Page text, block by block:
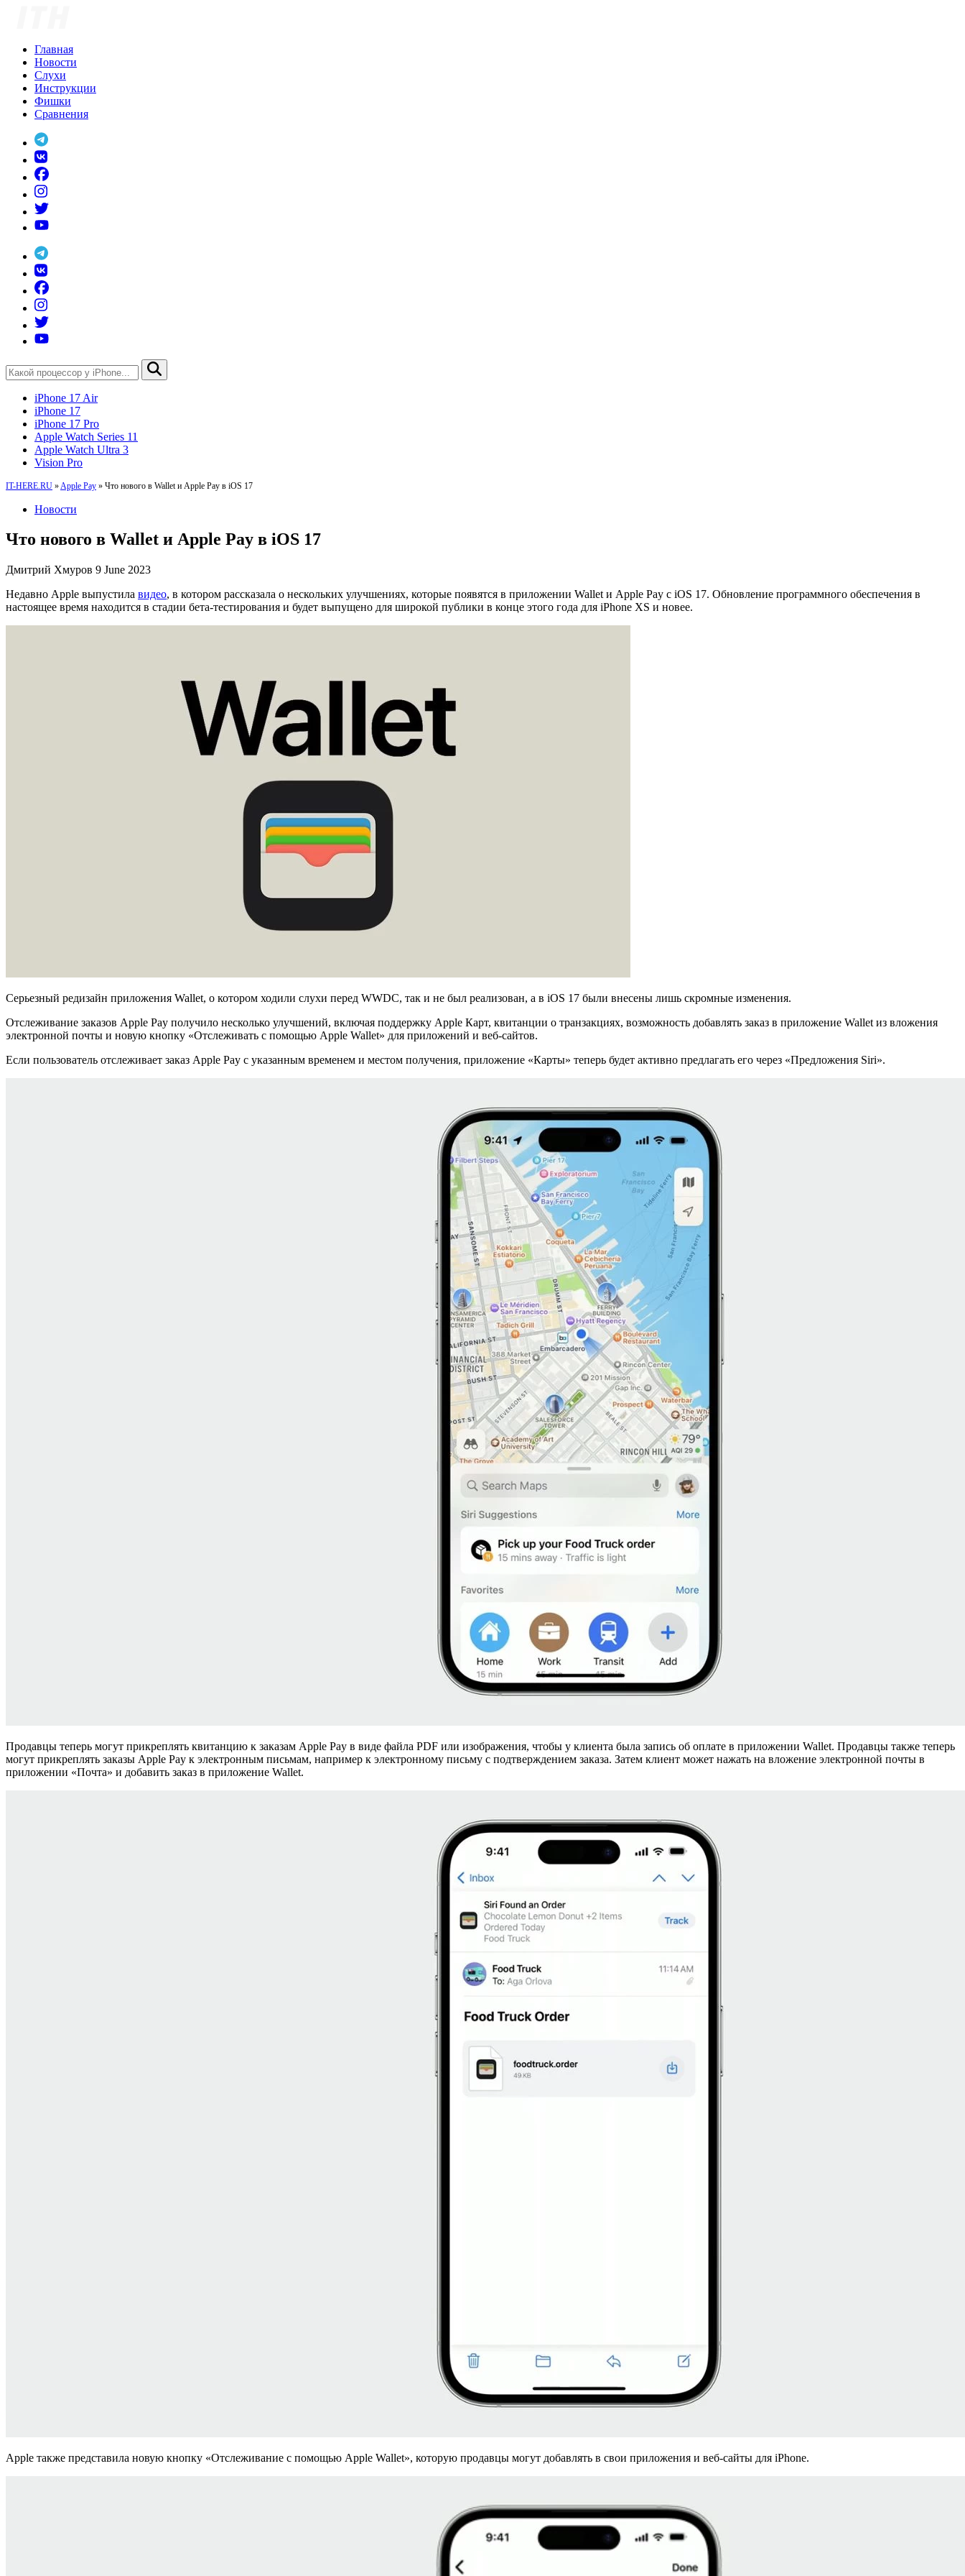
Главная
Новости
Слухи
Инструкции
Фишки
Сравнения
iPhone 17 Air
iPhone 17
iPhone 17 Pro
Apple Watch Series 11
Apple Watch Ultra 3
Vision Pro
IT-HERE.RU » Apple Pay » Что нового в Wallet и Apple Pay в iOS 17
Новости
Что нового в Wallet и Apple Pay в iOS 17
Дмитрий Хмуров 9 June 2023
Недавно Apple выпустила видео, в котором рассказала о нескольких улучшениях, которые появятся в приложении Wallet и Apple Pay с iOS 17. Обновление программного обеспечения в
настоящее время находится в стадии бета-тестирования и будет выпущено для широкой публики в конце этого года для iPhone XS и новее.
Серьезный редизайн приложения Wallet, о котором ходили слухи перед WWDC, так и не был реализован, а в iOS 17 были внесены лишь скромные изменения.
Отслеживание заказов Apple Pay получило несколько улучшений, включая поддержку Apple Карт, квитанции о транзакциях, возможность добавлять заказ в приложение Wallet из вложения
электронной почты и новую кнопку «Отслеживать с помощью Apple Wallet» для приложений и веб-сайтов.
Если пользователь отслеживает заказ Apple Pay с указанным временем и местом получения, приложение «Карты» теперь будет активно предлагать его через «Предложения Siri».
Продавцы теперь могут прикреплять квитанцию ​​к заказам Apple Pay в виде файла PDF или изображения, чтобы у клиента была запись об оплате в приложении Wallet. Продавцы также теперь
могут прикреплять заказы Apple Pay к электронным письмам, например к электронному письму с подтверждением заказа. Затем клиент может нажать на вложение электронной почты в
приложении «Почта» и добавить заказ в приложение Wallet.
Apple также представила новую кнопку «Отслеживание с помощью Apple Wallet», которую продавцы могут добавлять в свои приложения и веб-сайты для iPhone.